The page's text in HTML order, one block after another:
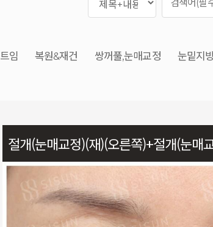
트임 복원&재건 쌍꺼풀,눈매교정 눈밑지
절개(눈매교정)(재)(오른쪽)+절개(눈매
임+윗트임+뒤트임+밑트임+안와지방
포함)(2개월